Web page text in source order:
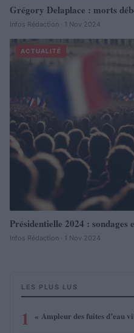
Grégory Delaplace : morts
Infos Rédaction · 1 Nov 2024
ACTUALITÉ
Présidentielle 2024 : sondages
Infos Rédaction · 1 Nov 2024
LES PLUS LUS
1 « Ampleur des fuites d’eau